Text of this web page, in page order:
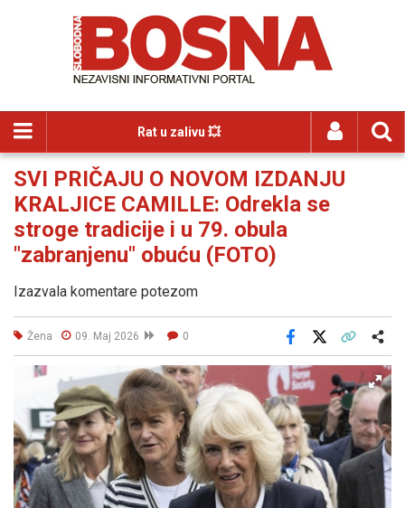
Rat u zalivu 💥
SVI PRIČAJU O NOVOM IZDANJU
KRALJICE CAMILLE: Odrekla se
stroge tradicije i u 79. obula
"zabranjenu" obuću (FOTO)
Izazvala komentare potezom
Žena 09. Maj 2026 0
Facebook